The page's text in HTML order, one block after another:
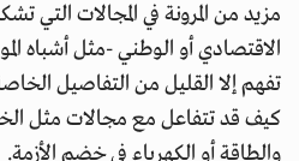
مزيد من المرونة في المجالات التي
الاقتصادي أو الوطني -مثل أشباه
تفهم إلا القليل من التفاصيل
كيف قد تتفاعل مع مجالات مثل
والطاقة أو الكهرباء في خضم الأزمة.